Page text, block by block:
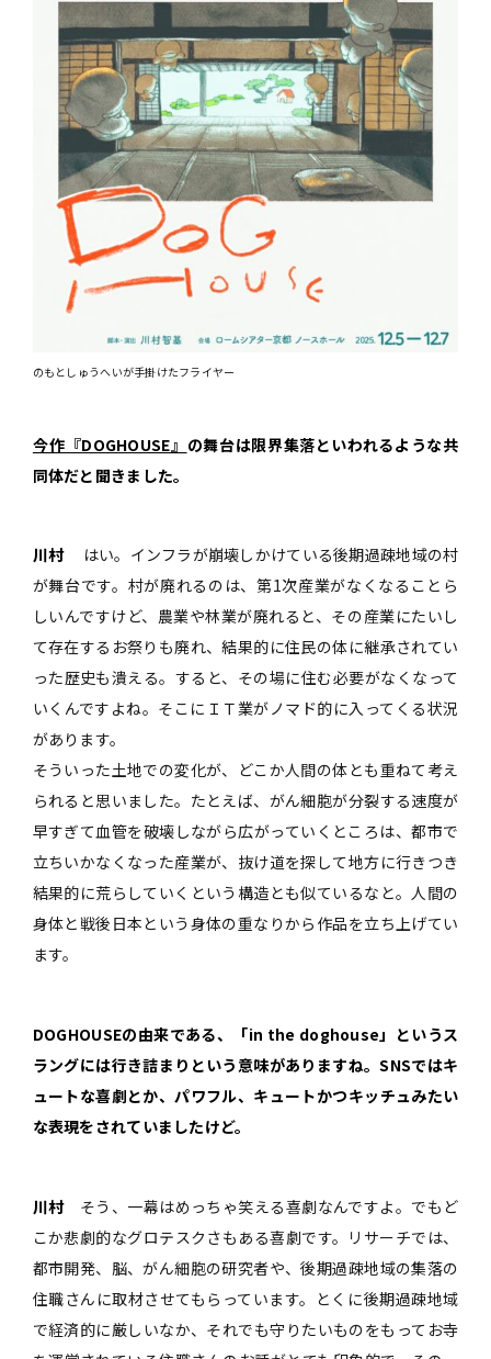
のもとしゅうへいが手掛けたフライヤー
今作『DOGHOUSE』 の舞台は限界集落といわれるような共
同体だと聞きました。
川村はい。インフラが崩壊しかけている後期過疎地域の村
が舞台です。村が廃れるのは、第1次産業がなくなることら
しいんですけど、農業や林業が廃れると、その産業にたいし
て存在するお祭りも廃れ、結果的に住民の体に継承されてい
った歴史も潰える。すると、その場に住む必要がなくなって
いくんですよね。そこにＩＴ業がノマド的に入ってくる状況
があります。
そういった土地での変化が、どこか人間の体とも重ねて考え
られると思いました。たとえば、がん細胞が分裂する速度が
早すぎて血管を破壊しながら広がっていくところは、都市で
立ちいかなくなった産業が、抜け道を探して地方に行きつき
結果的に荒らしていくという構造とも似ているなと。人間の
身体と戦後日本という身体の重なりから作品を立ち上げてい
ます。
――DOGHOUSEの由来である、「in the doghouse」というス
ラングには行き詰まりという意味がありますね。SNSではキ
ュートな喜劇とか、パワフル、キュートかつキッチュみたい
な表現をされていましたけど。
川村そう、一幕はめっちゃ笑える喜劇なんですよ。でもど
こか悲劇的なグロテスクさもある喜劇です。リサーチでは、
都市開発、脳、がん細胞の研究者や、後期過疎地域の集落の
住職さんに取材させてもらっています。とくに後期過疎地域
で経済的に厳しいなか、それでも守りたいものをもってお寺